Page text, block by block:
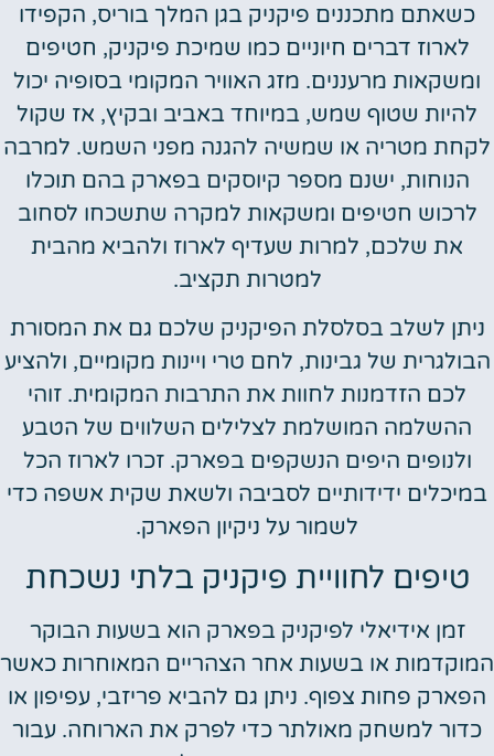
כשאתם מתכננים פיקניק בגן המלך בוריס, הקפידו
לארוז דברים חיוניים כמו שמיכת פיקניק, חטיפים
ומשקאות מרעננים. מזג האוויר המקומי בסופיה יכול
להיות שטוף שמש, במיוחד באביב ובקיץ, אז שקול
לקחת מטריה או שמשיה להגנה מפני השמש. למרבה
הנוחות, ישנם מספר קיוסקים בפארק בהם תוכלו
לרכוש חטיפים ומשקאות למקרה שתשכחו לסחוב
את שלכם, למרות שעדיף לארוז ולהביא מהבית
למטרות תקציב.
ניתן לשלב בסלסלת הפיקניק שלכם גם את המסורת
הבולגרית של גבינות, לחם טרי ויינות מקומיים, ולהציע
לכם הזדמנות לחוות את התרבות המקומית. זוהי
ההשלמה המושלמת לצלילים השלווים של הטבע
ולנופים היפים הנשקפים בפארק. זכרו לארוז הכל
במיכלים ידידותיים לסביבה ולשאת שקית אשפה כדי
לשמור על ניקיון הפארק.
טיפים לחוויית פיקניק בלתי נשכחת
זמן אידיאלי לפיקניק בפארק הוא בשעות הבוקר
המוקדמות או בשעות אחר הצהריים המאוחרות כאשר
הפארק פחות צפוף. ניתן גם להביא פריזבי, עפיפון או
כדור למשחק מאולתר כדי לפרק את הארוחה. עבור